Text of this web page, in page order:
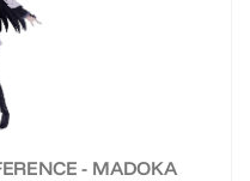
- MADOKA